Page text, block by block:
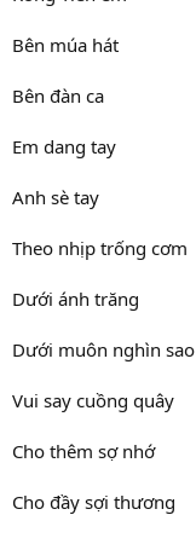
Bên múa hát
Bên đàn ca
Em dang tay
Anh sè tay
Theo nhịp trống cơm
Dưới ánh trăng
Dưới muôn nghìn sao
Vui say cuồng quây
Cho thêm sợ nhớ
Cho đầy sợi thương